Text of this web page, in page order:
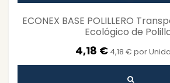
ECONEX BASE POLILLERO
Ecológico de
4,18 € 4,18 € por